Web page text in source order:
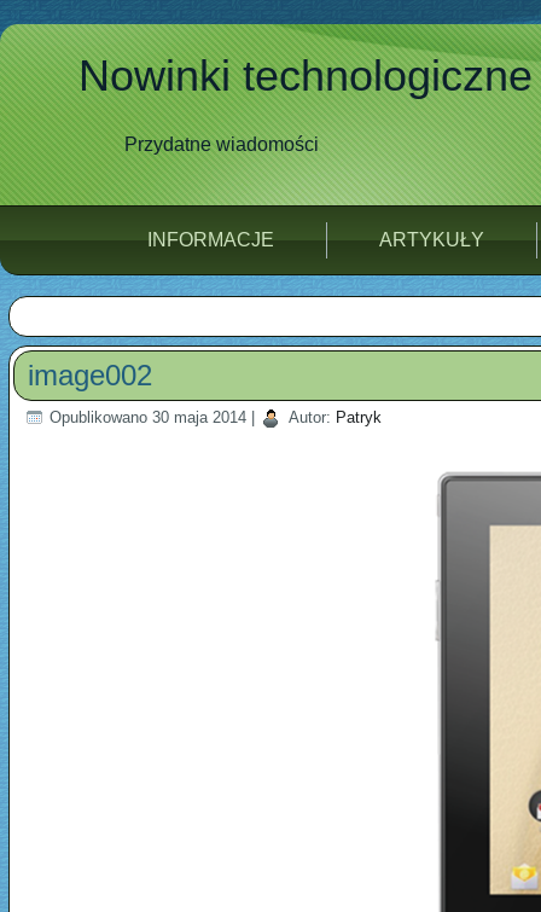
Nowinki technologiczne
Przydatne wiadomości
INFORMACJE ARTYKUŁY
image002
Opublikowano 30 maja 2014 Autor: Patryk